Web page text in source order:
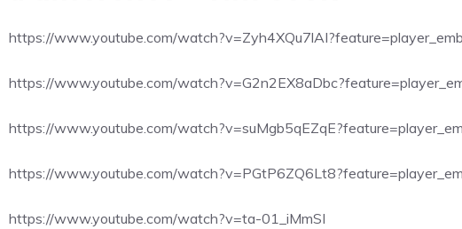
https://www.youtube.com/
https://www.youtube.com/
https://www.youtube.com/
https://www.youtube.com/
https://www.youtube.com/watch?v=ta-01_iMmSI